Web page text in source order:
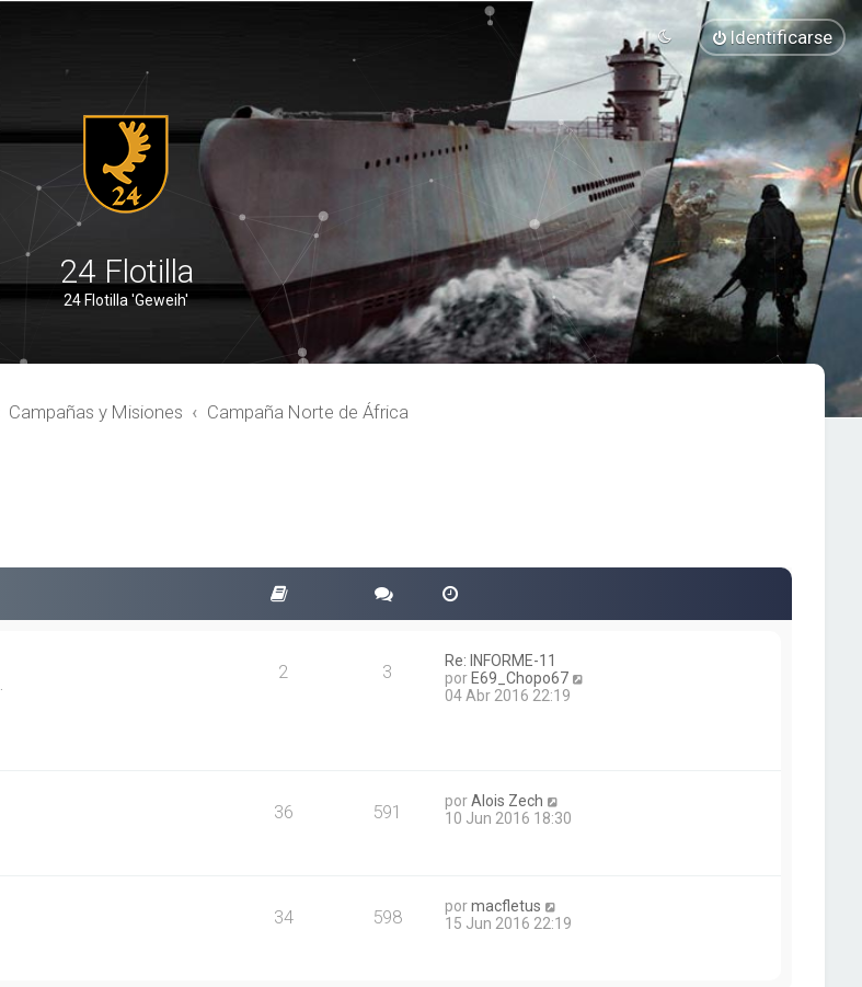
Identificarse
24 Flotilla
24 Flotilla 'Geweih'
Campañas y Misiones Campaña Norte de África
2 3
Re: INFORME-11
por E69_Chopo67
04 Abr 2016 22:19
36 591 porAlois Zech
e
m
10 Jun 2016 18:30
34 598 pormacfletus
e
15 Jun 2016 22:19